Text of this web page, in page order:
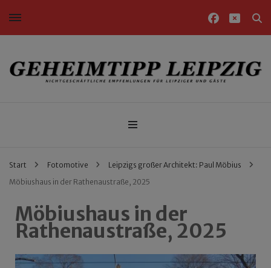
Nichtgeschäftliche Empfehlungen für Leipziger und Gäste
Start Fotomotive
Leipzigs großer Architekt: Paul Möbius
Möbiushaus in der Rathenaustraße, 2025
Möbiushaus in der
Rathenaustraße, 2025